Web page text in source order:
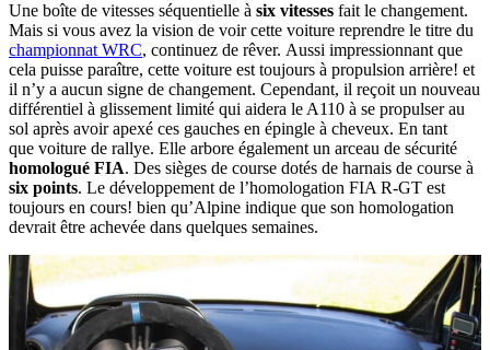
Une boîte de vitesses séquentielle à six vitesses fait le changement.
Mais si vous avez la vision de voir cette voiture reprendre le titre du
championnat WRC, continuez de rêver. Aussi impressionnant que
cela puisse paraître, cette voiture est toujours à propulsion arrière! et
il n’y a aucun signe de changement. Cependant, il reçoit un nouveau
différentiel à glissement limité qui aidera le A110 à se propulser au
sol après avoir apexé ces gauches en épingle à cheveux. En tant
que voiture de rallye. Elle arbore également un arceau de sécurité
homologué FIA. Des sièges de course dotés de harnais de course à
six points. Le développement de l’homologation FIA R-GT est
toujours en cours! bien qu’Alpine indique que son homologation
devrait être achevée dans quelques semaines.